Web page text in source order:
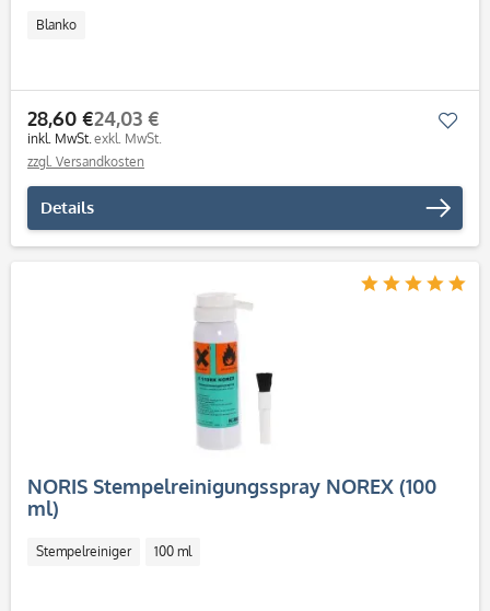
Blanko
28,60 €
inkl. MwSt.
24,03 €
exkl. MwSt.
zzgl. Versandkosten
Details
NORIS Stempelreinigungsspray NOREX (100
ml)
Stempelreiniger 100 ml